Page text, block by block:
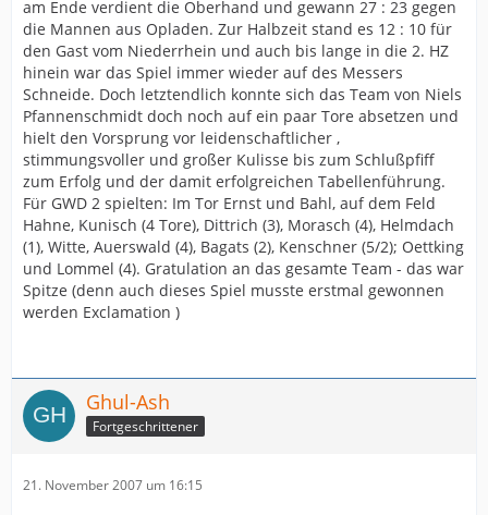
am Ende verdient die Oberhand und gewann 27 : 23 gegen
die Mannen aus Opladen. Zur Halbzeit stand es 12 : 10 für
den Gast vom Niederrhein und auch bis lange in die 2. HZ
hinein war das Spiel immer wieder auf des Messers
Schneide. Doch letztendlich konnte sich das Team von Niels
Pfannenschmidt doch noch auf ein paar Tore absetzen und
hielt den Vorsprung vor leidenschaftlicher ,
stimmungsvoller und großer Kulisse bis zum Schlußpfiff
zum Erfolg und der damit erfolgreichen Tabellenführung.
Für GWD 2 spielten: Im Tor Ernst und Bahl, auf dem Feld
Hahne, Kunisch (4 Tore), Dittrich (3), Morasch (4), Helmdach
(1), Witte, Auerswald (4), Bagats (2), Kenschner (5/2); Oettking
und Lommel (4). Gratulation an das gesamte Team - das war
Spitze (denn auch dieses Spiel musste erstmal gewonnen
werden Exclamation )
Ghul-Ash
Fortgeschrittener
21. November 2007 um 16:15